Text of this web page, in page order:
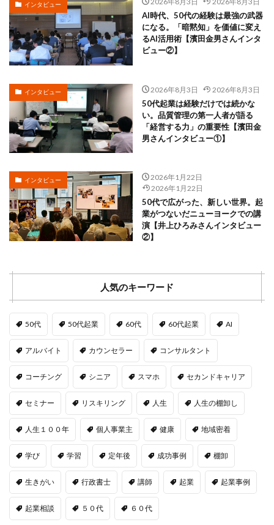
インタビュー 2026年8月3日 2026年8月3日
AI時代、50代の経験は最強の武器
になる。「暗黙知」を価値に変え
るAI活用術【濱田金男さんインタ
ビュー②】
インタビュー 2026年8月3日 2026年8月3日
50代起業は経験だけでは続かな
い。品質管理の第一人者が語る
「経営する力」の重要性【濱田金
男さんインタビュー①】
インタビュー
2026年1月22日
2026年1月22日
50代で広がった、新しい世界。起
業がつないだニューヨークでの講
演【井上ひろみさんインタビュー
②】
人気のキーワード
50代 50代起業 60代 60代起業 AI
アルバイト カウンセラー コンサルタント
コーチング シニア スマホ セカンドキャリア
セミナー リスキリング 人生 人生の棚卸し
人生１００年 個人事業主 健康 地域密着
学び 学習 定年後 成功事例 棚卸
生きがい 行政書士 講師 起業 起業事例
起業相談 ５０代 ６０代